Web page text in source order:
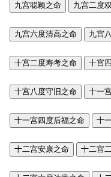
九宫聪颖之命 九宫二度
九宫六度清高之命 九宫
十宫二度寿考之命 十宫
十宫八度守旧之命 十一
十一宫四度后福之命 十
十二宫安康之命 十二宫